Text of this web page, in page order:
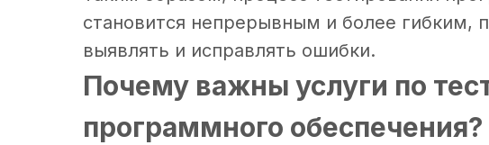
становится непрерывным и более гибким,
выявлять и исправлять ошибки.
Почему важны услуги по
программного обеспечения?